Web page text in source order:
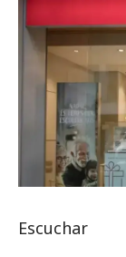
Escuchar